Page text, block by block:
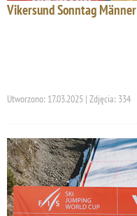
Vikersund Sonntag Männer
Utworzono: 17.03.2025 | Zdjęcia: 334